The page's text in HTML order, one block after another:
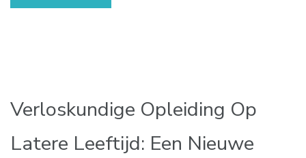
Verloskundige Opleiding Op
Latere Leeftijd: Een Nieuwe